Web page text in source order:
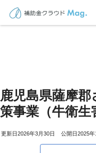
鹿児島県薩摩
策事業（牛衛生
2026年3月30日 2025年